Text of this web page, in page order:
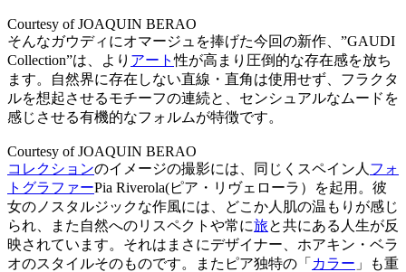
Courtesy of JOAQUIN BERAO
そんなガウディにオマージュを捧げた今回の新作、”GAUDI
Collection”は、より アート性が⾼まり圧倒的な存在感を放ち
ます。⾃然界に存在しない直線・直⾓は使⽤せず、フラクタ
ルを想起させるモチーフの連続と、センシュアルなムードを
感じさせる有機的なフォルムが特徴です。
Courtesy of JOAQUIN BERAO
コレクションのイメージの撮影には、同じくスペイン⼈ フォ
トグラファーPia Riverola(ピア・リヴェローラ）を起⽤。彼
⼥のノスタルジックな作⾵には、どこか⼈肌の温もりが感じ
られ、また⾃然へのリスペクトや常に旅と共にある⼈⽣が反
映されています。それはまさにデザイナー、ホアキン・ベラ
オのスタイルそのものです。またピア独特の「 カラー 」も重